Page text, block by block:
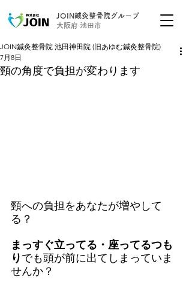
JOIN鍼灸整骨院グループ
大阪府 池田市
頸の角度で負担が変わります
JOIN鍼灸整骨院 池田神田院 (旧あゆむ鍼灸整骨院)
7月8日
頸への負担をあなたが増やして
る？
まっすぐ立ってる・座ってるつも
りでも頭が前に出てしまっていま
せんか？